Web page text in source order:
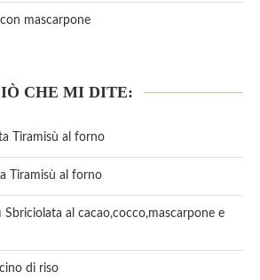
mascarpone
CHE MI DITE:
Tiramisù al forno
Tiramisù al forno
Sbriciolata al cacao,cocco,mascarpone e
di riso